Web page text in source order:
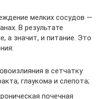
мелких сосудов —
В результате
а значит, и питание. Это
в сетчатку
глаукома и слепота;
почечная